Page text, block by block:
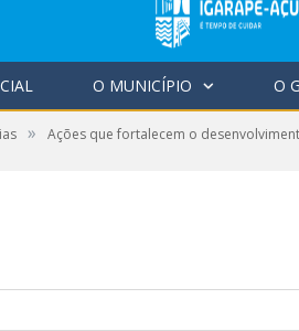
O MUNICÍPIO O
» Ações que fortalecem o